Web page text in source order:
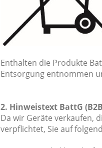
Enthalten die Produkte
Entsorgung entnommen
2. Hinweistext BattG
Da wir Geräte verkaufen,
verpflichtet, Sie auf